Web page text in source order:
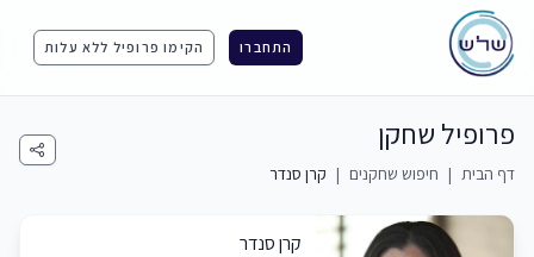
התחברו הקימו פרופיל ללא עלות
פרופיל שחקן
דף הבית | חיפוש שחקנים | קרן סנדר
קרן סנדר